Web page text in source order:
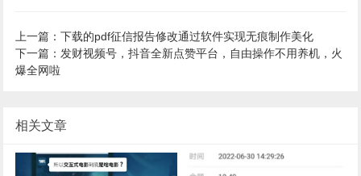
上一篇：下载的pdf征信报告修改通过软件实现无痕制作美化
下一篇：发财视频号，抖音全新点赞平台，自由操作不用养机，火
爆全网啦
相关文章